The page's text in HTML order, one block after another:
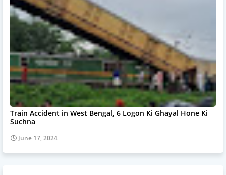
Train Accident in West Bengal, 6 Logon Ki Ghayal Hone Ki
Suchna
June 17, 2024